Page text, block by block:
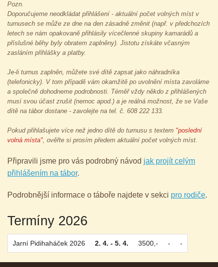
Pozn.
Doporučujeme neodkládat přihlášení - aktuální počet volných míst v
turnusech se může ze dne na den zásadně změnit (např. v předchozích
letech se nám opakovaně přihlásily vícečlenné skupiny kamarádů a
příslušné běhy byly obratem zaplněny). Jistotu získáte včasným
zasláním přihlášky a platby.
Je-li turnus zaplněn, můžete své dítě zapsat jako náhradníka
(telefonicky). V tom případě vám okamžitě po uvolnění místa zavoláme
a společně dohodneme podrobnosti. Téměř vždy někdo z přihlášených
musí svou účast zrušit (nemoc apod.) a je reálná možnost, že se Vaše
dítě na tábor dostane - zavolejte na tel. č. 608 222 133.
Pokud přihlašujete více než jedno dítě do turnusu s textem "poslední
volná místa", ověřte si prosím předem aktuální počet volných míst.
Připravili jsme pro vás podrobný návod jak projít celým
přihlášením na tábor.
Podrobnější informace o táboře najdete v sekci pro rodiče.
Termíny 2026
Jarní Pidihaháček 2026 2. 4. - 5. 4. 3500,- - -